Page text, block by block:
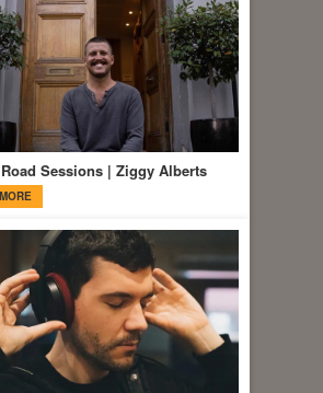
Sessions | Ziggy Alberts